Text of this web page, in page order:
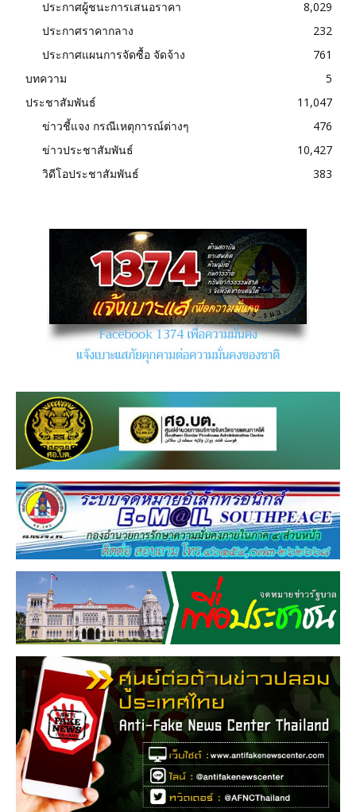
ประกาศผู้ชนะการเสนอราคา
8,029
ประกาศราคากลาง
232
ประกาศแผนการจัดซื้อ จัดจ้าง
761
บทความ
5
ประชาสัมพันธ์
11,047
ข่าวชี้แจง กรณีเหตุการณ์ต่างๆ
476
ข่าวประชาสัมพันธ์
10,427
วิดีโอประชาสัมพันธ์
383